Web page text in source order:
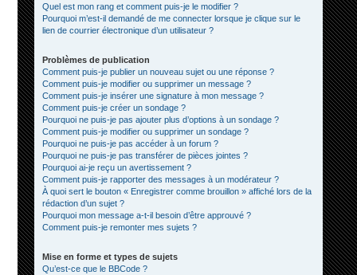
Quel est mon rang et comment puis-je le modifier ?
Pourquoi m’est-il demandé de me connecter lorsque je clique sur le
lien de courrier électronique d’un utilisateur ?
Problèmes de publication
Comment puis-je publier un nouveau sujet ou une réponse ?
Comment puis-je modifier ou supprimer un message ?
Comment puis-je insérer une signature à mon message ?
Comment puis-je créer un sondage ?
Pourquoi ne puis-je pas ajouter plus d’options à un sondage ?
Comment puis-je modifier ou supprimer un sondage ?
Pourquoi ne puis-je pas accéder à un forum ?
Pourquoi ne puis-je pas transférer de pièces jointes ?
Pourquoi ai-je reçu un avertissement ?
Comment puis-je rapporter des messages à un modérateur ?
À quoi sert le bouton « Enregistrer comme brouillon » affiché lors de la
rédaction d’un sujet ?
Pourquoi mon message a-t-il besoin d’être approuvé ?
Comment puis-je remonter mes sujets ?
Mise en forme et types de sujets
Qu’est-ce que le BBCode ?